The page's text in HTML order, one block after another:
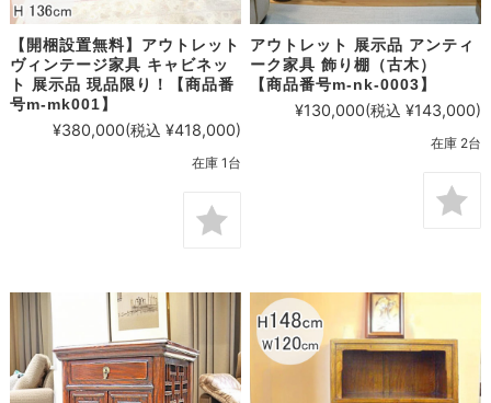
【開梱設置無料】アウトレット
ヴィンテージ家具 キャビネッ
ト 展示品 現品限り！【商品番
号m-mk001】
¥380,000(税込 ¥418,000)
在庫 1台
アウトレット 展示品 アンティ
ーク家具 飾り棚（古木）
【商品番号m-nk-0003】
¥130,000(税込 ¥143,000)
在庫 2台